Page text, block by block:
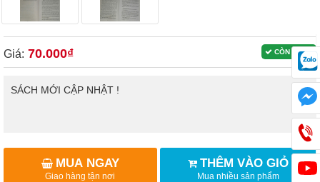
CÒN HÀNG
Giá: 70.000₫
SÁCH MỚI CẬP NHẬT !
MUA NGAY
Giao hàng tận nơi
THÊM VÀO GIỎ
Mua nhiều sản phẩm